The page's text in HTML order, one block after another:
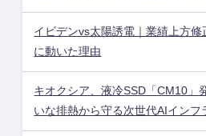
イビデンvs太陽誘電｜業績上方
に動いた理由
キオクシア、液冷SSD「CM10」
いな排熱から守る次世代AIインフ